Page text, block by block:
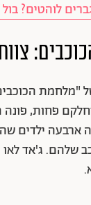
לוהטים?
"מלחמת
ילדים
שלהם. ג'אד